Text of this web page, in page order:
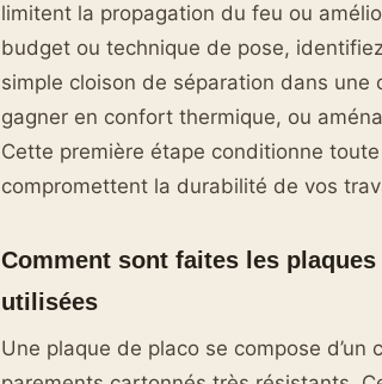
limitent la propagation du feu ou
budget ou technique de pose,
simple cloison de séparation dans
gagner en confort thermique, ou
Cette première étape conditionne
compromettent la durabilité de vos
Comment sont faites les
utilisées
Une plaque de placo se compose